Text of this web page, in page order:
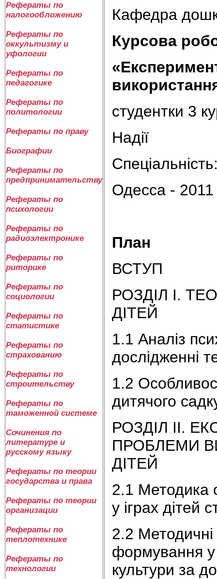
Рефераты по
налогообложению
Рефераты по
оккультизму и
уфологии
Рефераты по
педагогике
Рефераты по
политологии
Рефераты по праву
Биографии
Рефераты по
предпринимательству
Рефераты по
психологии
Рефераты по
радиоэлектронике
Рефераты по
риторике
Рефераты по
социологии
Рефераты по
статистике
Рефераты по
страхованию
Рефераты по
строительству
Рефераты по
таможенной системе
Сочинения по
литературе и
русскому языку
Рефераты по теории
государства и права
Рефераты по теории
организации
Рефераты по
теплотехнике
Рефераты по
технологии
Кафедра
Курсова
студентки 3
Надії
Одесса - 2011
План
ВСТУП
РОЗДІЛ I.
ДІТЕЙ
1.1 Аналіз
дослідженні
1.2
дитячого
РОЗДІЛ II.
ПРОБЛЕМИ
ДІТЕЙ
2.1 Методика
у іграх дітей
2.2 Методичні
формування у
культури за